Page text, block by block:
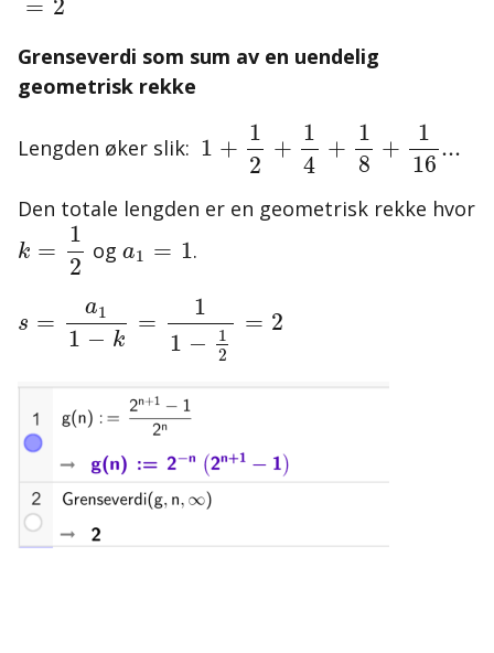
= 2
Grenseverdi som sum av en uendelig
geometrisk rekke
Lengden øker slik: 1 +
1
2
+
1
4
+
1
8
+
1
16
...
2+ +1 16
Den totale lengden er en geometrisk rekke hvor
k =
1
2
k=1 2
og a1 = 1
a =1 .
s =
a1
1 − k
=
1
1 −
1
2
= 2
-